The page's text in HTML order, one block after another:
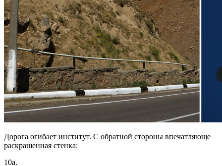
Дорога огибает институт. С обратной стороны впечатляюще
раскрашенная стенка:
10а.